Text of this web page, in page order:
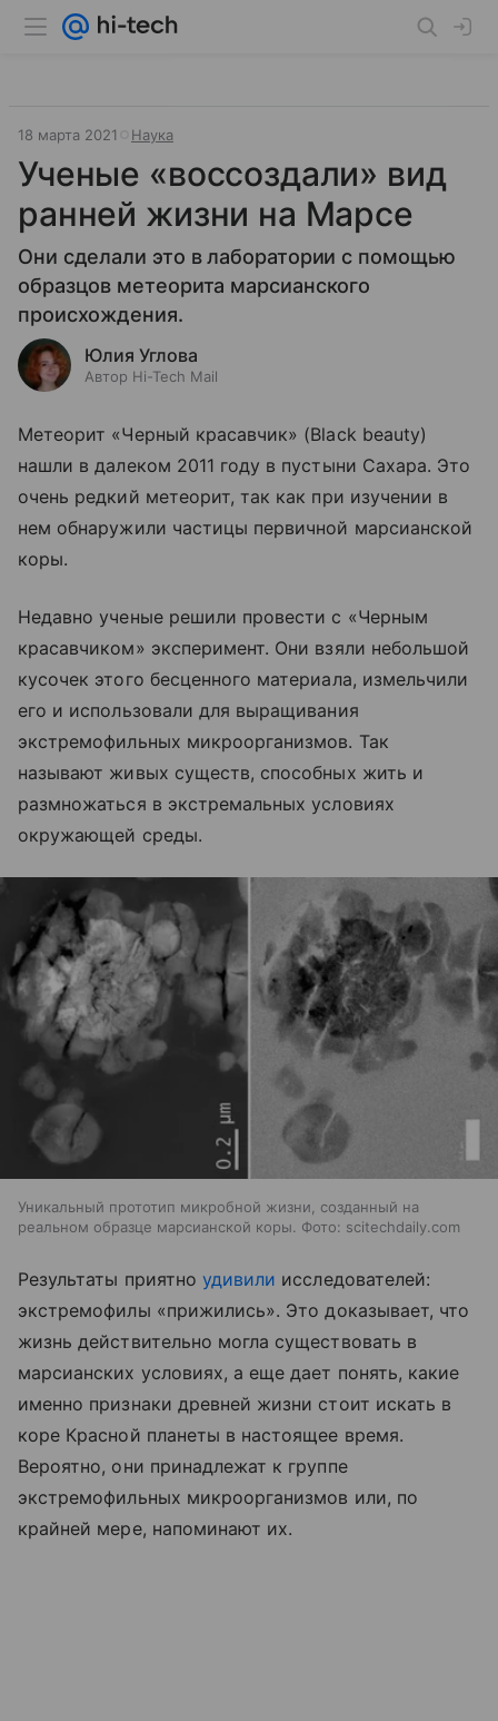
18 марта 2021 Наука
Ученые «воссоздали» вид
ранней жизни на Марсе
Они сделали это в лаборатории с помощью
образцов метеорита марсианского
происхождения.
Юлия Углова
Автор Hi-Tech Mail
Метеорит «Черный красавчик» (Black beauty)
нашли в далеком 2011 году в пустыни Сахара. Это
очень редкий метеорит, так как при изучении в
нем обнаружили частицы первичной марсианской
коры.
Недавно ученые решили провести с «Черным
красавчиком» эксперимент. Они взяли небольшой
кусочек этого бесценного материала, измельчили
его и использовали для выращивания
экстремофильных микроорганизмов. Так
называют живых существ, способных жить и
размножаться в экстремальных условиях
окружающей среды.
Уникальный прототип микробной жизни, созданный на
реальном образце марсианской коры. Фото: scitechdaily.com
Результаты приятно удивили исследователей:
экстремофилы «прижились». Это доказывает, что
жизнь действительно могла существовать в
марсианских условиях, а еще дает понять, какие
именно признаки древней жизни стоит искать в
коре Красной планеты в настоящее время.
Вероятно, они принадлежат к группе
экстремофильных микроорганизмов или, по
крайней мере, напоминают их.